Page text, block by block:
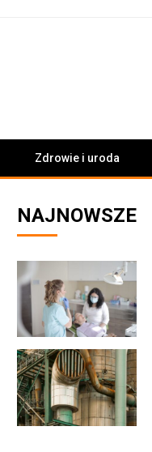
Zdrowie i uroda
NAJNOWSZE